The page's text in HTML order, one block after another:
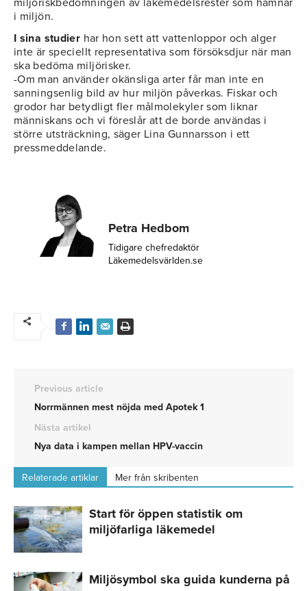
miljöriskbedömningen av läkemedelsrester som hamnar
i miljön.
I sina studier har hon sett att vattenloppor och alger
inte är speciellt representativa som försöksdjur när man
ska bedöma miljörisker.
-Om man använder okänsliga arter får man inte en
sanningsenlig bild av hur miljön påverkas. Fiskar och
grodor har betydligt fler målmolekyler som liknar
människans och vi föreslår att de borde användas i
större utsträckning, säger Lina Gunnarsson i ett
pressmeddelande.
Petra Hedbom
Tidigare chefredaktör
Läkemedelsvärlden.se
Previous article
Norrmännen mest nöjda med Apotek 1
Nästa artikel
Nya data i kampen mellan HPV-vaccin
Relaterade artiklar Mer från skribenten
Start för öppen statistik om
miljöfarliga läkemedel
Miljösymbol ska guida kunderna på